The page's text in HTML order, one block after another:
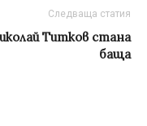
Следваща статия
Титков стана
баща